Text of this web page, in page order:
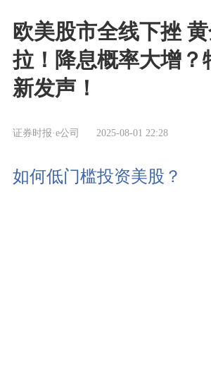
欧美股市全线下挫
拉！降息概率大增？
新发声！
证券时报·e公司 2025-08-01 22:28
如何低门槛投资美股？